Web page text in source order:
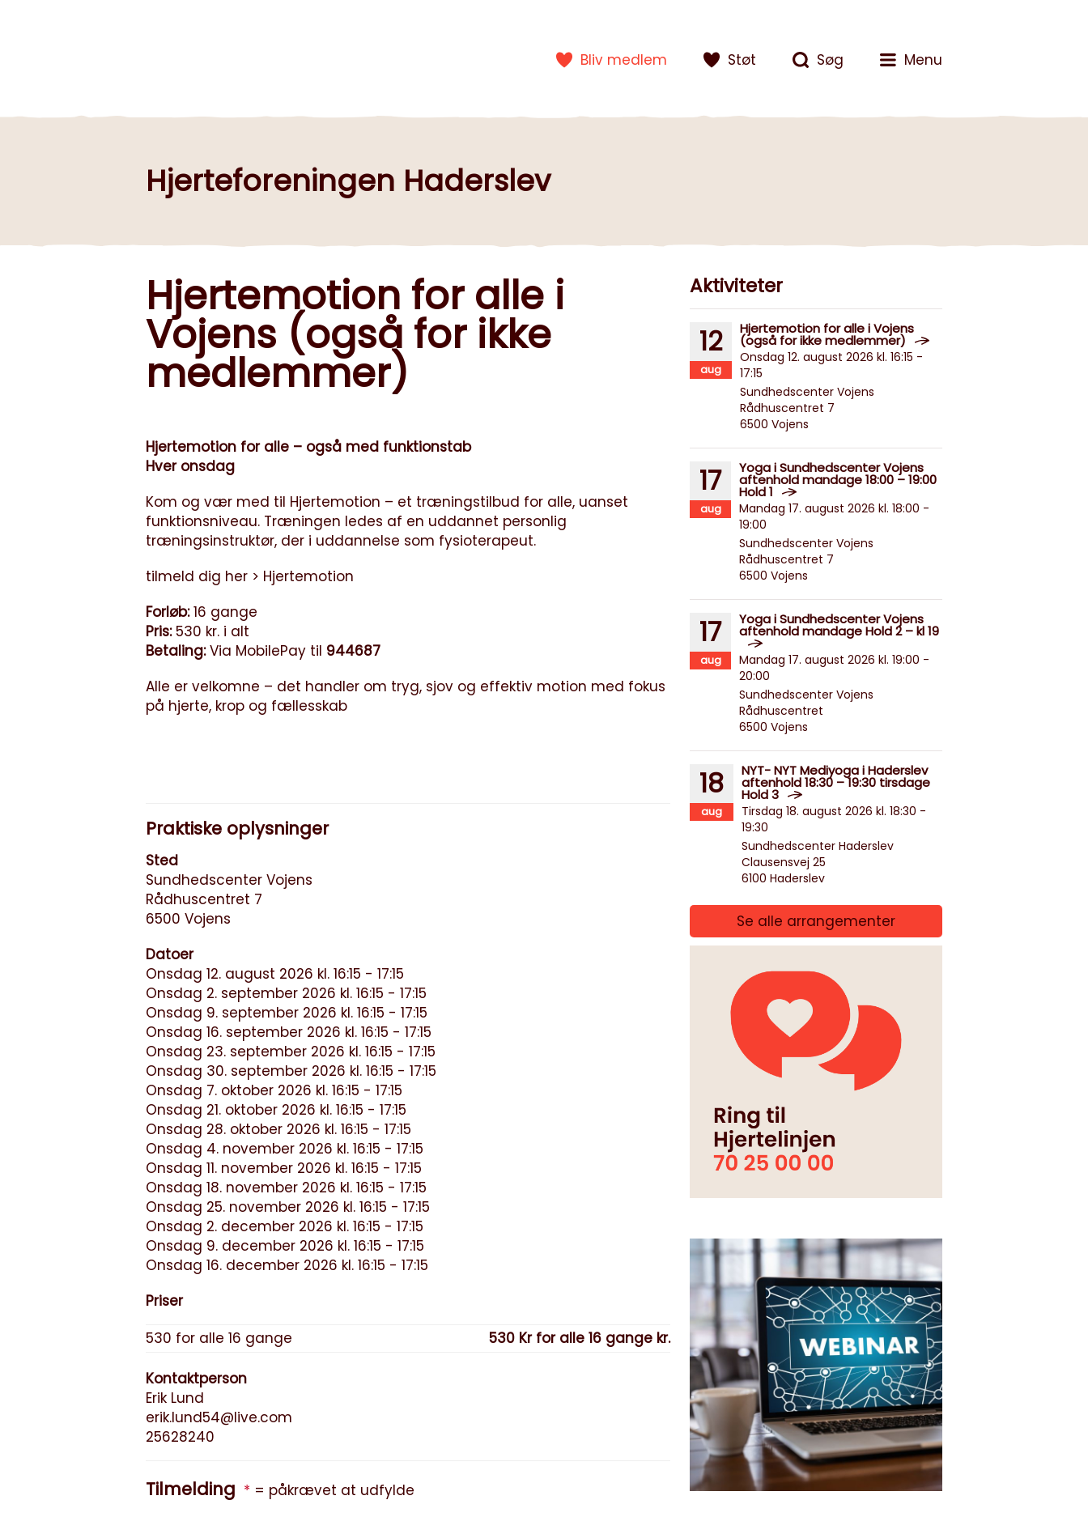
Bliv medlem Støt Søg Menu
Hjerteforeningen Haderslev
Hjertemotion for alle i
Vojens (også for ikke
medlemmer)
Hjertemotion for alle – også med funktionstab
Hver onsdag
Kom og vær med til Hjertemotion – et træningstilbud for alle, uanset
funktionsniveau. Træningen ledes af en uddannet personlig
træningsinstruktør, der i uddannelse som fysioterapeut.
tilmeld dig her > Hjertemotion
Forløb:16 gange
Pris:530 kr. i alt
Betaling:Via MobilePay til 944687
Alle er velkomne – det handler om tryg, sjov og effektiv motion med fokus
på hjerte, krop og fællesskab
Praktiske oplysninger
Sted
Sundhedscenter Vojens
Rådhuscentret 7
6500 Vojens
Datoer
Onsdag 12. august 2026 kl. 16:15 - 17:15
Onsdag 2. september 2026 kl. 16:15 - 17:15
Onsdag 9. september 2026 kl. 16:15 - 17:15
Onsdag 16. september 2026 kl. 16:15 - 17:15
Onsdag 23. september 2026 kl. 16:15 - 17:15
Onsdag 30. september 2026 kl. 16:15 - 17:15
Onsdag 7. oktober 2026 kl. 16:15 - 17:15
Onsdag 21. oktober 2026 kl. 16:15 - 17:15
Onsdag 28. oktober 2026 kl. 16:15 - 17:15
Onsdag 4. november 2026 kl. 16:15 - 17:15
Onsdag 11. november 2026 kl. 16:15 - 17:15
Onsdag 18. november 2026 kl. 16:15 - 17:15
Onsdag 25. november 2026 kl. 16:15 - 17:15
Onsdag 2. december 2026 kl. 16:15 - 17:15
Onsdag 9. december 2026 kl. 16:15 - 17:15
Onsdag 16. december 2026 kl. 16:15 - 17:15
Priser
530 for alle 16 gange
530 Kr for alle 16 gange kr.
Kontaktperson
Erik Lund
erik.lund54@live.com
25628240
Tilmelding *
= påkrævet at udfylde
Aktiviteter
12
aug
Hjertemotion for alle i Vojens
(også for ikke medlemmer)
Onsdag 12. august 2026 kl. 16:15 -
17:15
Sundhedscenter Vojens
Rådhuscentret 7
6500 Vojens
17
aug
Yoga i Sundhedscenter Vojens
aftenhold mandage 18:00 – 19:00
Hold 1
Mandag 17. august 2026 kl. 18:00 -
19:00
Sundhedscenter Vojens
Rådhuscentret 7
6500 Vojens
17
aug
Yoga i Sundhedscenter Vojens
aftenhold mandage Hold 2 – kl 19
Mandag 17. august 2026 kl. 19:00 -
20:00
Sundhedscenter Vojens
Rådhuscentret
6500 Vojens
18
aug
NYT- NYT Mediyoga i Haderslev
aftenhold 18:30 – 19:30 tirsdage
Hold 3
Tirsdag 18. august 2026 kl. 18:30 -
19:30
Sundhedscenter Haderslev
Clausensvej 25
6100 Haderslev
Se alle arrangementer